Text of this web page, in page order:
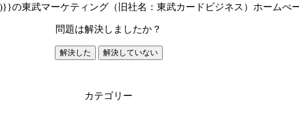
の東武マーケティング（旧社名：東武カードビジネス）ホームぺ
問題は解決しましたか？
解決した 解決していない
カテゴリー